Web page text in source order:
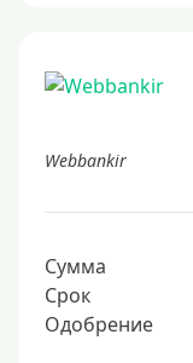
Webbankir
Сумма
Срок
Одобрение